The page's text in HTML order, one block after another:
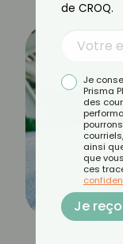
de CROQ.
Je
Prisma
des
ainsi
que
ces
Je